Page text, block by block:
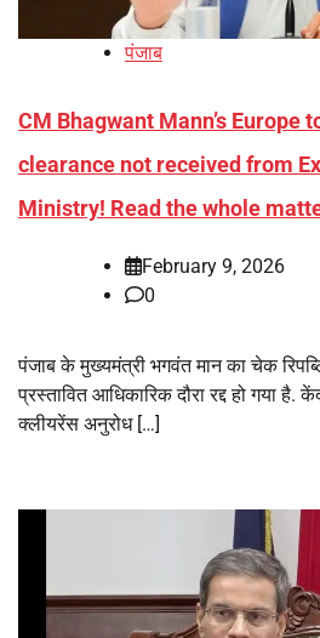
पंजाब
CM Bhagwant Mann’s Europe
clearance not received from
Ministry! Read the whole
February 9, 2026
0
पंजाब के मुख्यमंत्री भगवंत मान का चेक
प्रस्तावित आधिकारिक दौरा रद्द हो गया
क्लीयरेंस अनुरोध […]